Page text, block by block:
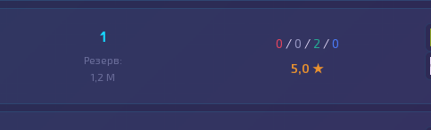
1
Резерв:
1,2 M
0 / 0 / 2 /0
5,0 ★